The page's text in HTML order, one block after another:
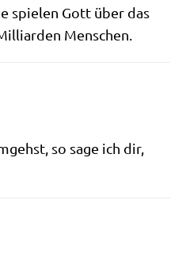
spie­len Gott über das
Menschen.
so sage ich dir,